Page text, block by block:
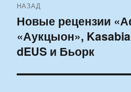
по
записям
НАЗАД
Предыдущая
запись:
Новые рецензии
«Аукцыон»,
dEUS и Бьорк